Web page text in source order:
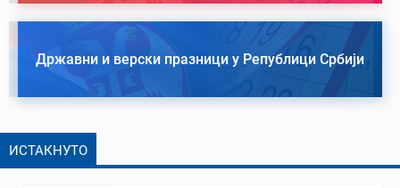
Државни и верски празници у Републици Србији
ИСТАКНУТО